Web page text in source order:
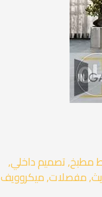
مطبخ,تصميم داخلي,
,مفصلات,ميكروويف